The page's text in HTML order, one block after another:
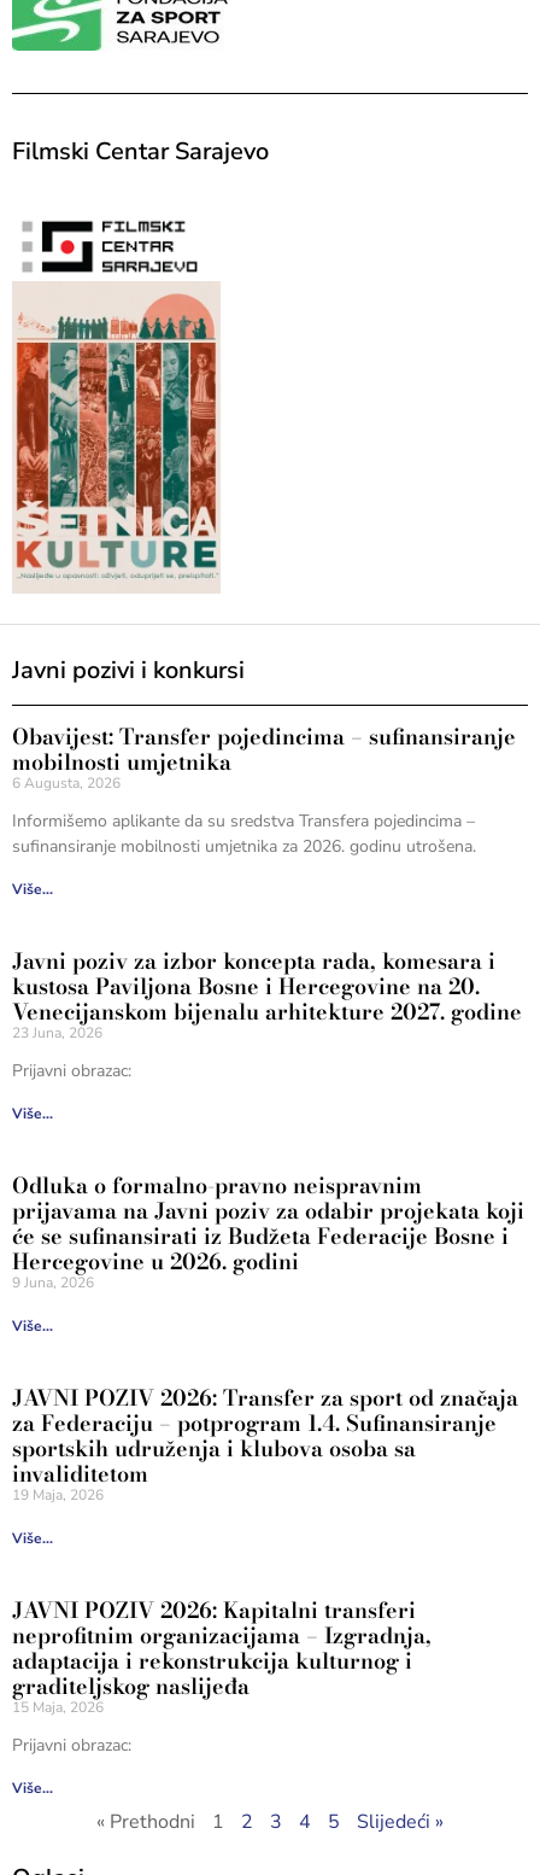
Filmski Centar Sarajevo
Javni pozivi i konkursi
Obavijest: Transfer pojedincima – sufinansiranje
mobilnosti umjetnika
6 Augusta, 2026
Informišemo aplikante da su sredstva Transfera pojedincima –
sufinansiranje mobilnosti umjetnika za 2026. godinu utrošena.
Više...
Javni poziv za izbor koncepta rada, komesara i
kustosa Paviljona Bosne i Hercegovine na 20.
Venecijanskom bijenalu arhitekture 2027. godine
23 Juna, 2026
Prijavni obrazac:
Više...
Odluka o formalno-pravno neispravnim
prijavama na Javni poziv za odabir projekata koji
će se sufinansirati iz Budžeta Federacije Bosne i
Hercegovine u 2026. godini
9 Juna, 2026
Više...
JAVNI POZIV 2026: Transfer za sport od značaja
za Federaciju – potprogram 1.4. Sufinansiranje
sportskih udruženja i klubova osoba sa
invaliditetom
19 Maja, 2026
Više...
JAVNI POZIV 2026: Kapitalni transferi
neprofitnim organizacijama – Izgradnja,
adaptacija i rekonstrukcija kulturnog i
graditeljskog naslijeđa
15 Maja, 2026
Prijavni obrazac:
Više...
« Prethodni 1 2 3 4 5 Slijedeći »